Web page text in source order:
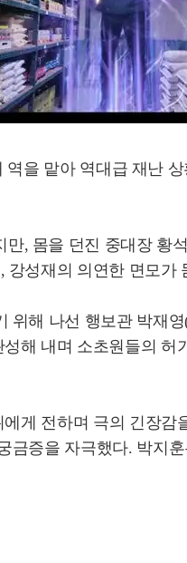
을 맡아 역대급 재난
, 몸을 던진 중대장 황
강성재의 의연한 면모가
해 나선 행보관 박재
해 내며 소초원들의 허
게 전하며 극의 긴장
증을 자극했다. 박지